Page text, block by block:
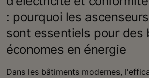
: pourquoi les
sont essentiels pour des
économes en énergie
Dans les bâtiments modernes,